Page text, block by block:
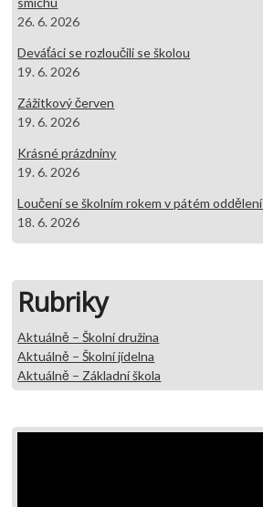
26. 6. 2026
Deváťáci se rozloučili se školou
19. 6. 2026
Zážitkový červen
19. 6. 2026
Krásné prázdniny
19. 6. 2026
Loučení se školním rokem v pátém
18. 6. 2026
Rubriky
Aktuálně – Školní družina
Aktuálně – Školní jídelna
Aktuálně – Základní škola